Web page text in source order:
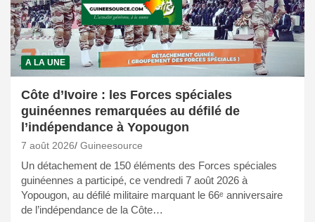
A LA UNE
Côte d’Ivoire : les Forces spéciales
guinéennes remarquées au défilé de
l’indépendance à Yopougon
7 août 2026 Guineesource
Un détachement de 150 éléments des Forces spéciales
guinéennes a participé, ce vendredi 7 août 2026 à
Yopougon, au défilé militaire marquant le 66ᵉ anniversaire
de l’indépendance de la Côte…